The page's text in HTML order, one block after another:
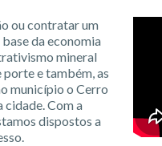
ou contratar um
da economia
mineral
e também, as
município o Cerro
cidade. Com a
dispostos a